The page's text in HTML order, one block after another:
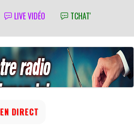
LIVE VIDÉO TCHAT'
EN DIRECT